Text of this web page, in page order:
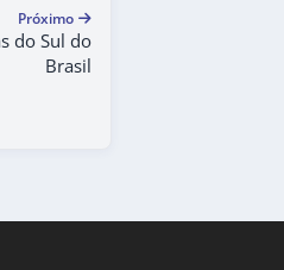
Próximo
do Sul do
Brasil